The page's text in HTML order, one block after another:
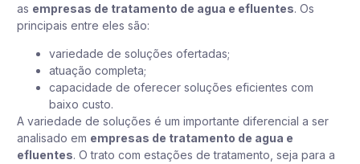
as empresas de tratamento de agua e efluentes. Os
principais entre eles são:
variedade de soluções ofertadas;
atuação completa;
capacidade de oferecer soluções eficientes com
baixo custo.
A variedade de soluções é um importante diferencial a ser
analisado em empresas de tratamento de agua e
efluentes. O trato com estações de tratamento, seja para a